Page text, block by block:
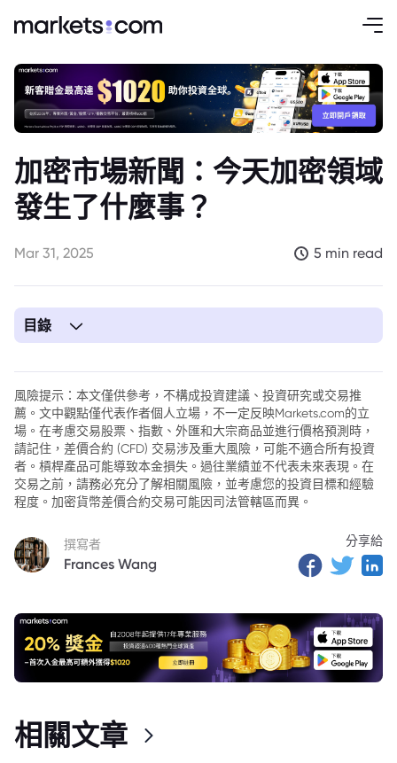
加密市場新聞：今天加密領域
發生了什麼事？
Mar 31, 2025 5 min read
目錄
風險提示：本文僅供參考，不構成投資建議、投資研究或交易推
薦。文中觀點僅代表作者個人立場，不一定反映Markets.com的立
場。在考慮交易股票、指數、外匯和大宗商品並進行價格預測時，
請記住，差價合約 (CFD) 交易涉及重大風險，可能不適合所有投資
者。槓桿產品可能導致本金損失。過往業績並不代表未來表現。在
交易之前，請務必充分了解相關風險，並考慮您的投資目標和經驗
程度。加密貨幣差價合約交易可能因司法管轄區而異。
撰寫者
Frances Wang
分享給
相關文章